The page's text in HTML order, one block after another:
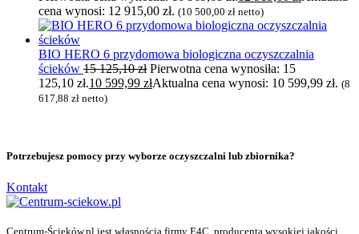
cena wynosi: 12 915,00 zł. (10 500,00 zł netto)
BIO HERO 6 przydomowa biologiczna oczyszczalnia
ścieków 15 125,10zł Pierwotna cena wynosiła: 15
125,10 zł.10 599,99 złAktualna cena wynosi: 10 599,99 zł. (8
617,88 zł netto)
Potrzebujesz pomocy przy wyborze oczyszczalni lub zbiornika?
Kontakt
Centrum-Ścieków.pl jest własnością firmy E4C, producenta wysokiej jakości